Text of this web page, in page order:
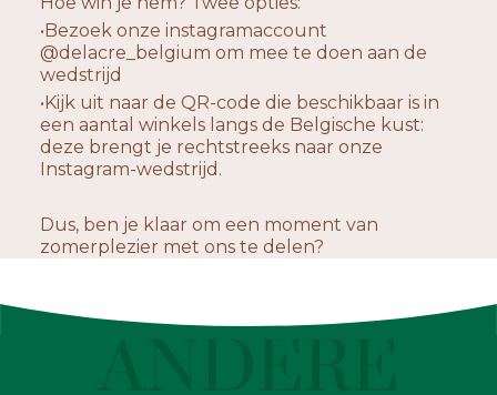
•Bezoek onze instagramaccount
@delacre_belgium om mee te doen aan de
wedstrijd
•Kijk uit naar de QR-code die beschikbaar is in
een aantal winkels langs de Belgische kust:
deze brengt je rechtstreeks naar onze
Instagram-wedstrijd.
Dus, ben je klaar om een moment van
zomerplezier met ons te delen?